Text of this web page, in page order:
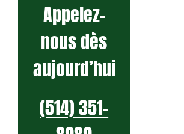
Appelez-
nous dès
aujourd’hui
(514) 351-